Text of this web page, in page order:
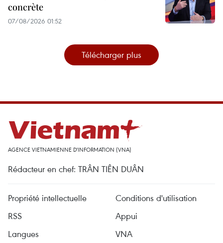
concrète
07/08/2026 01:52
Télécharger plus
AGENCE VIETNAMIENNE D'INFORMATION (VNA)
Rédacteur en chef: TRÂN TIÊN DUÂN
Propriété intellectuelle
Conditions d'utilisation
RSS
Appui
Langues
VNA